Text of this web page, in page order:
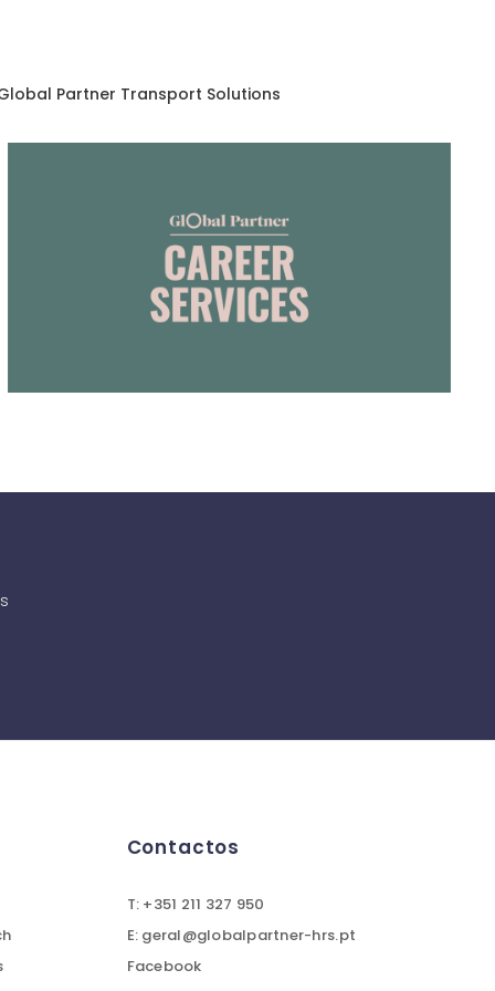
Partner Transport Solutions
Contactos
T: +351 211 327 950
E: geral@globalpartner-hrs.pt
Facebook